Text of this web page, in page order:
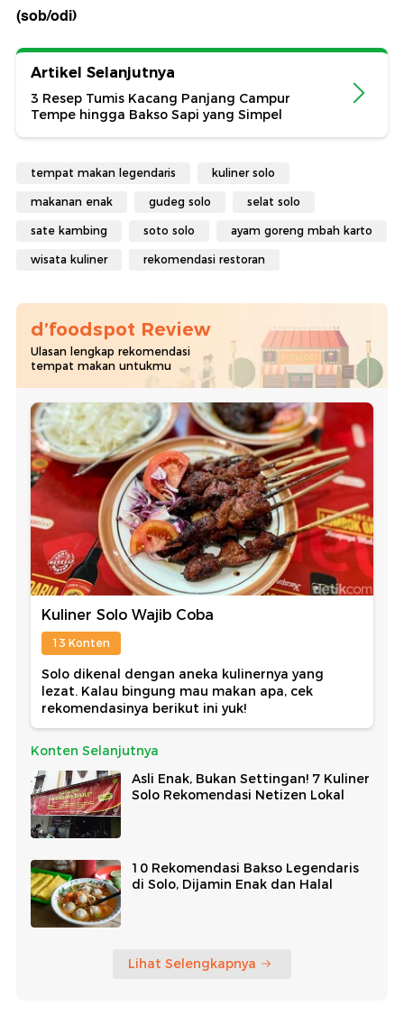
(sob/odi)
Artikel Selanjutnya
3 Resep Tumis Kacang Panjang Campur
Tempe hingga Bakso Sapi yang Simpel
tempat makan legendaris kuliner solo
makanan enak gudeg solo selat solo
sate kambing soto solo ayam goreng mbah karto
wisata kuliner rekomendasi restoran
d’foodspot Review
Ulasan lengkap rekomendasi
tempat makan untukmu
Kuliner Solo Wajib Coba
13 Konten
Solo dikenal dengan aneka kulinernya yang
lezat. Kalau bingung mau makan apa, cek
rekomendasinya berikut ini yuk!
Konten Selanjutnya
Asli Enak, Bukan Settingan! 7 Kuliner
Solo Rekomendasi Netizen Lokal
10 Rekomendasi Bakso Legendaris
di Solo, Dijamin Enak dan Halal
Lihat Selengkapnya